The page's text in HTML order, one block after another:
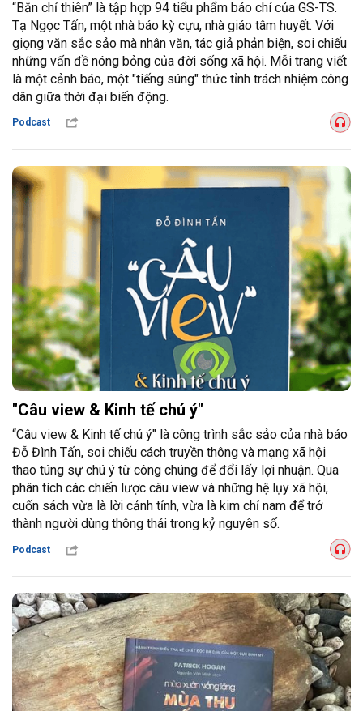
“Bắn chỉ thiên” là tập hợp 94 tiểu phẩm báo chí của GS-TS.
Tạ Ngọc Tấn, một nhà báo kỳ cựu, nhà giáo tâm huyết. Với
giọng văn sắc sảo mà nhân văn, tác giả phản biện, soi chiếu
những vấn đề nóng bỏng của đời sống xã hội. Mỗi trang viết
là một cảnh báo, một "tiếng súng" thức tỉnh trách nhiệm công
dân giữa thời đại biến động.
Podcast
"Câu view & Kinh tế chú ý"
“Câu view & Kinh tế chú ý" là công trình sắc sảo của nhà báo
Đỗ Đình Tấn, soi chiếu cách truyền thông và mạng xã hội
thao túng sự chú ý từ công chúng để đổi lấy lợi nhuận. Qua
phân tích các chiến lược câu view và những hệ lụy xã hội,
cuốn sách vừa là lời cảnh tỉnh, vừa là kim chỉ nam để trở
thành người dùng thông thái trong kỷ nguyên số.
Podcast